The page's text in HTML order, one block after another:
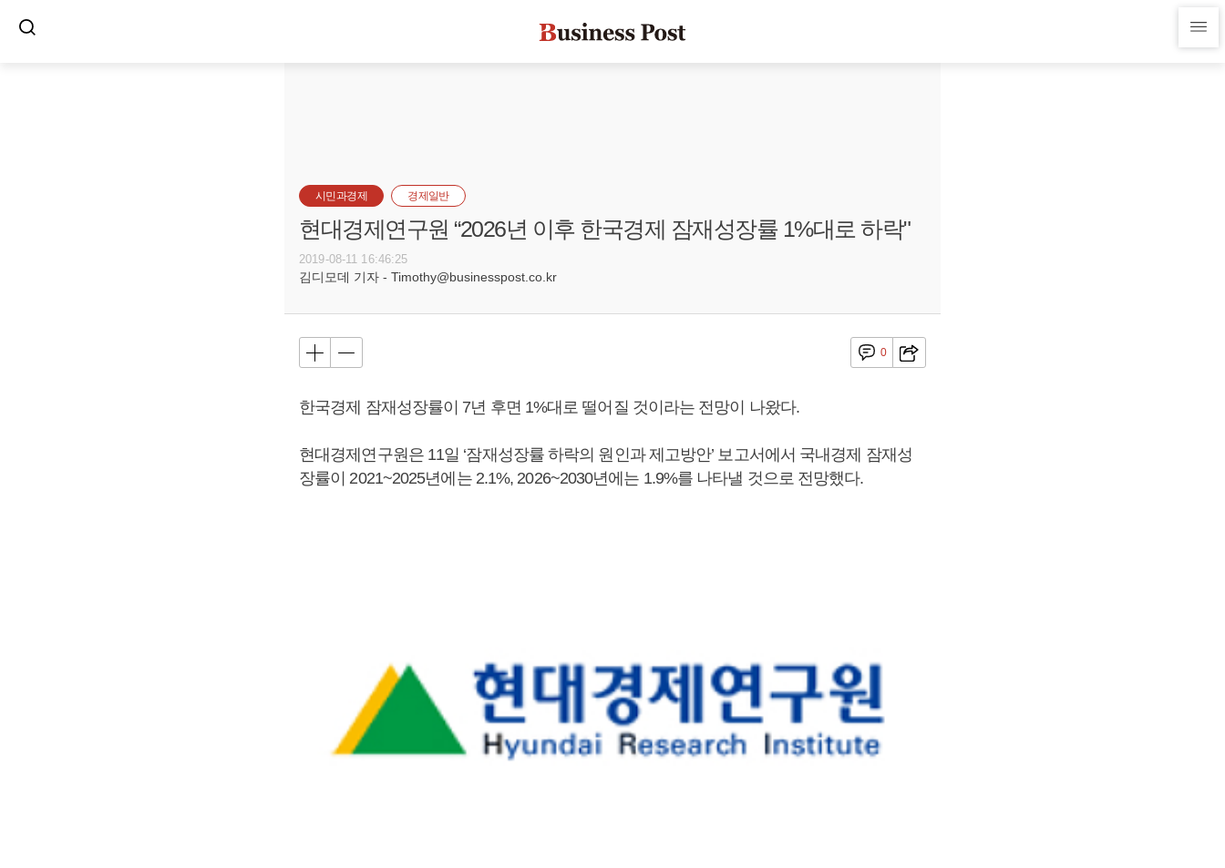
시민과경제 경제일반
현대경제연구원 “2026년 이후 한국경제 잠재성장률 1%대로 하락"
2019-08-11 16:46:25
김디모데 기자 - Timothy@businesspost.co.kr
0
한국경제 잠재성장률이 7년 후면 1%대로 떨어질 것이라는 전망이 나왔다.
현대경제연구원은 11일 ‘잠재성장률 하락의 원인과 제고방안’ 보고서에서 국내경제 잠재성
장률이 2021~2025년에는 2.1%, 2026~2030년에는 1.9%를 나타낼 것으로 전망했다.